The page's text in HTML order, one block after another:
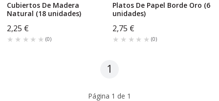
Cubiertos De Madera
Natural (18 unidades)
2,25 €
★★★★★
★★★★★ (0)
Platos De Papel Borde Oro (6
unidades)
2,75 €
★★★★★
★★★★★ (0)
1
Página 1 de 1